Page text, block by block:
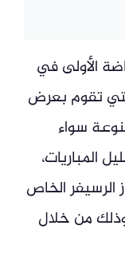
الأولى في
تقوم بعرض
سواء
المباريات،
الخاص
من خلال